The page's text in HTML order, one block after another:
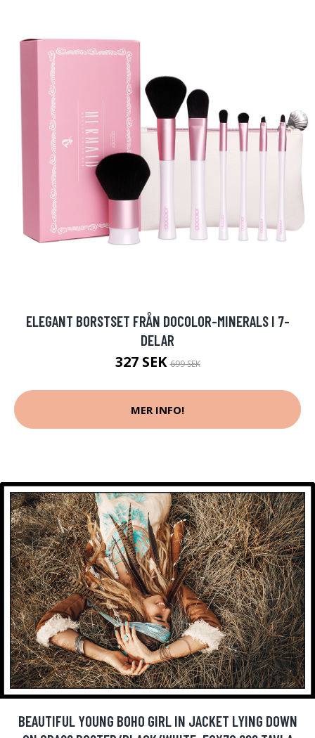
ELEGANT BORSTSET FRÅN DOCOLOR-MINERALS I 7-
DELAR
327 SEK699 SEK
MER INFO!
BEAUTIFUL YOUNG BOHO GIRL IN JACKET LYING DOWN